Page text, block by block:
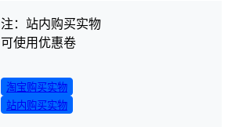
注：站内购买实物
可使用优惠卷
淘宝购买实物
站内购买实物